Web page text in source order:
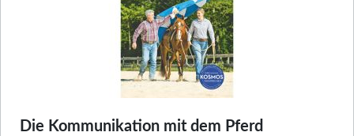
Die Kommunikation mit dem Pferd